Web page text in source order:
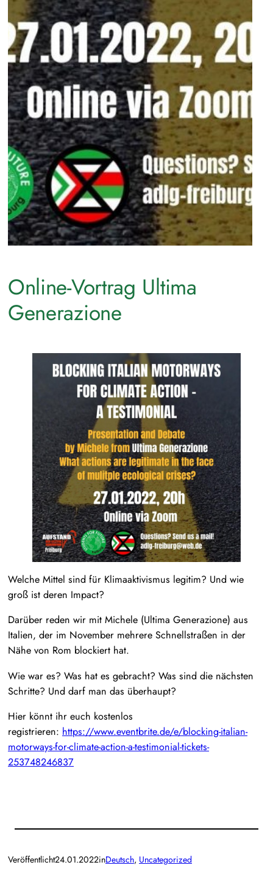
Online-Vortrag Ultima
Generazione
Welche Mittel sind für Klimaaktivismus legitim? Und wie
groß ist deren Impact?
Darüber reden wir mit Michele (Ultima Generazione) aus
Italien, der im November mehrere Schnellstraßen in der
Nähe von Rom blockiert hat.
Wie war es? Was hat es gebracht? Was sind die nächsten
Schritte? Und darf man das überhaupt?
Hier könnt ihr euch kostenlos
registrieren: https://www.eventbrite.de/e/blocking-italian-
motorways-for-climate-action-a-testimonial-tickets-
253748246837
Veröffentlicht24.01.2022inDeutsch, Uncategorized